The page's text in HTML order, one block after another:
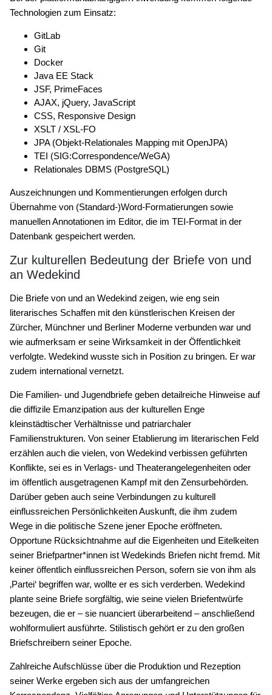
Technologien zum Einsatz:
GitLab
Git
Docker
Java EE Stack
JSF, PrimeFaces
AJAX, jQuery, JavaScript
CSS, Responsive Design
XSLT / XSL-FO
JPA (Objekt-Relationales Mapping mit OpenJPA)
TEI (SIG:Correspondence/WeGA)
Relationales DBMS (PostgreSQL)
Auszeichnungen und Kommentierungen erfolgen durch
Übernahme von (Standard-)Word-Formatierungen sowie
manuellen Annotationen im Editor, die im TEI-Format in der
Datenbank gespeichert werden.
Zur kulturellen Bedeutung der Briefe von und
an Wedekind
Die Briefe von und an Wedekind zeigen, wie eng sein
literarisches Schaffen mit den künstlerischen Kreisen der
Zürcher, Münchner und Berliner Moderne verbunden war und
wie aufmerksam er seine Wirksamkeit in der Öffentlichkeit
verfolgte. Wedekind wusste sich in Position zu bringen. Er war
zudem international vernetzt.
Die Familien- und Jugendbriefe geben detailreiche Hinweise auf
die diffizile Emanzipation aus der kulturellen Enge
kleinstädtischer Verhältnisse und patriarchaler
Familienstrukturen. Von seiner Etablierung im literarischen Feld
erzählen auch die vielen, von Wedekind verbissen geführten
Konflikte, sei es in Verlags- und Theaterangelegenheiten oder
im öffentlich ausgetragenen Kampf mit den Zensurbehörden.
Darüber geben auch seine Verbindungen zu kulturell
einflussreichen Persönlichkeiten Auskunft, die ihm zudem
Wege in die politische Szene jener Epoche eröffneten.
Opportune Rücksichtnahme auf die Eigenheiten und Eitelkeiten
seiner Briefpartner*innen ist Wedekinds Briefen nicht fremd. Mit
keiner öffentlich einflussreichen Person, sofern sie von ihm als
‚Partei‘ begriffen war, wollte er es sich verderben. Wedekind
plante seine Briefe sorgfältig, wie seine vielen Briefentwürfe
bezeugen, die er – sie nuanciert überarbeitend – anschließend
wohlformuliert ausführte. Stilistisch gehört er zu den großen
Briefschreibern seiner Epoche.
Zahlreiche Aufschlüsse über die Produktion und Rezeption
seiner Werke ergeben sich aus der umfangreichen